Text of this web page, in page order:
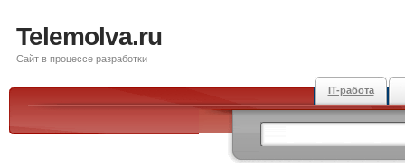
Telemolva.ru
Сайт в процессе разработки
IT-работа